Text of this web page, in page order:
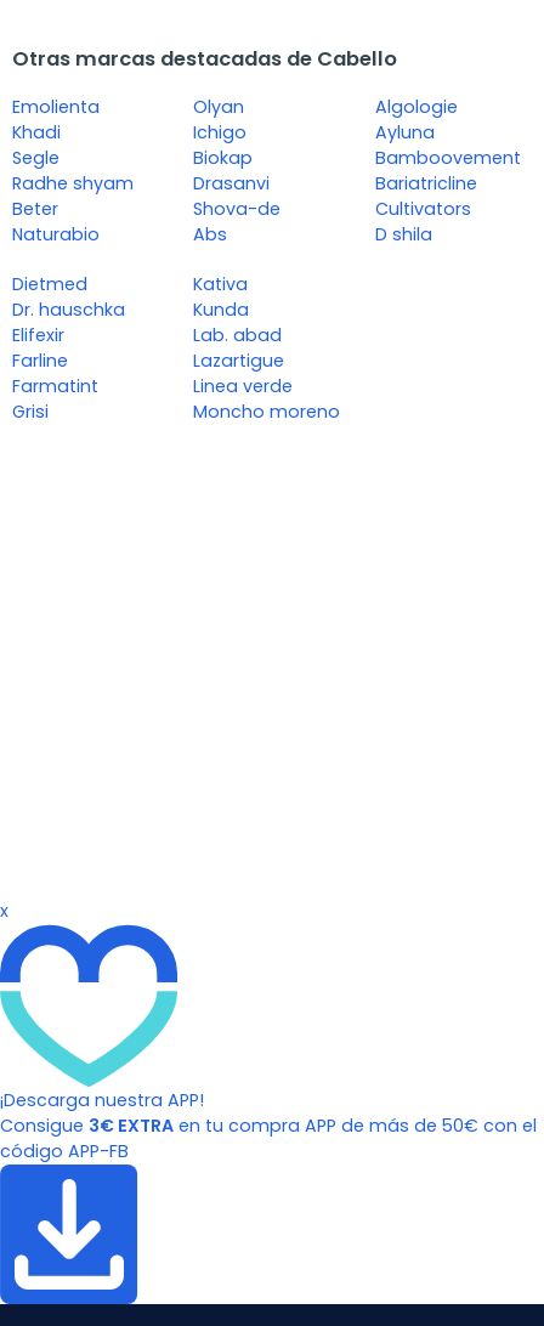
Otras marcas destacadas de Cabello
Emolienta
Khadi
Segle
Radhe shyam
Beter
Naturabio
Olyan
Ichigo
Biokap
Drasanvi
Shova-de
Abs
Algologie
Ayluna
Bamboovement
Bariatricline
Cultivators
D shila
Dietmed
Dr. hauschka
Elifexir
Farline
Farmatint
Grisi
Kativa
Kunda
Lab. abad
Lazartigue
Linea verde
Moncho moreno
x
¡Descarga nuestra APP!
Consigue 3€ EXTRA en tu compra APP de más de 50€ con el
código APP-FB